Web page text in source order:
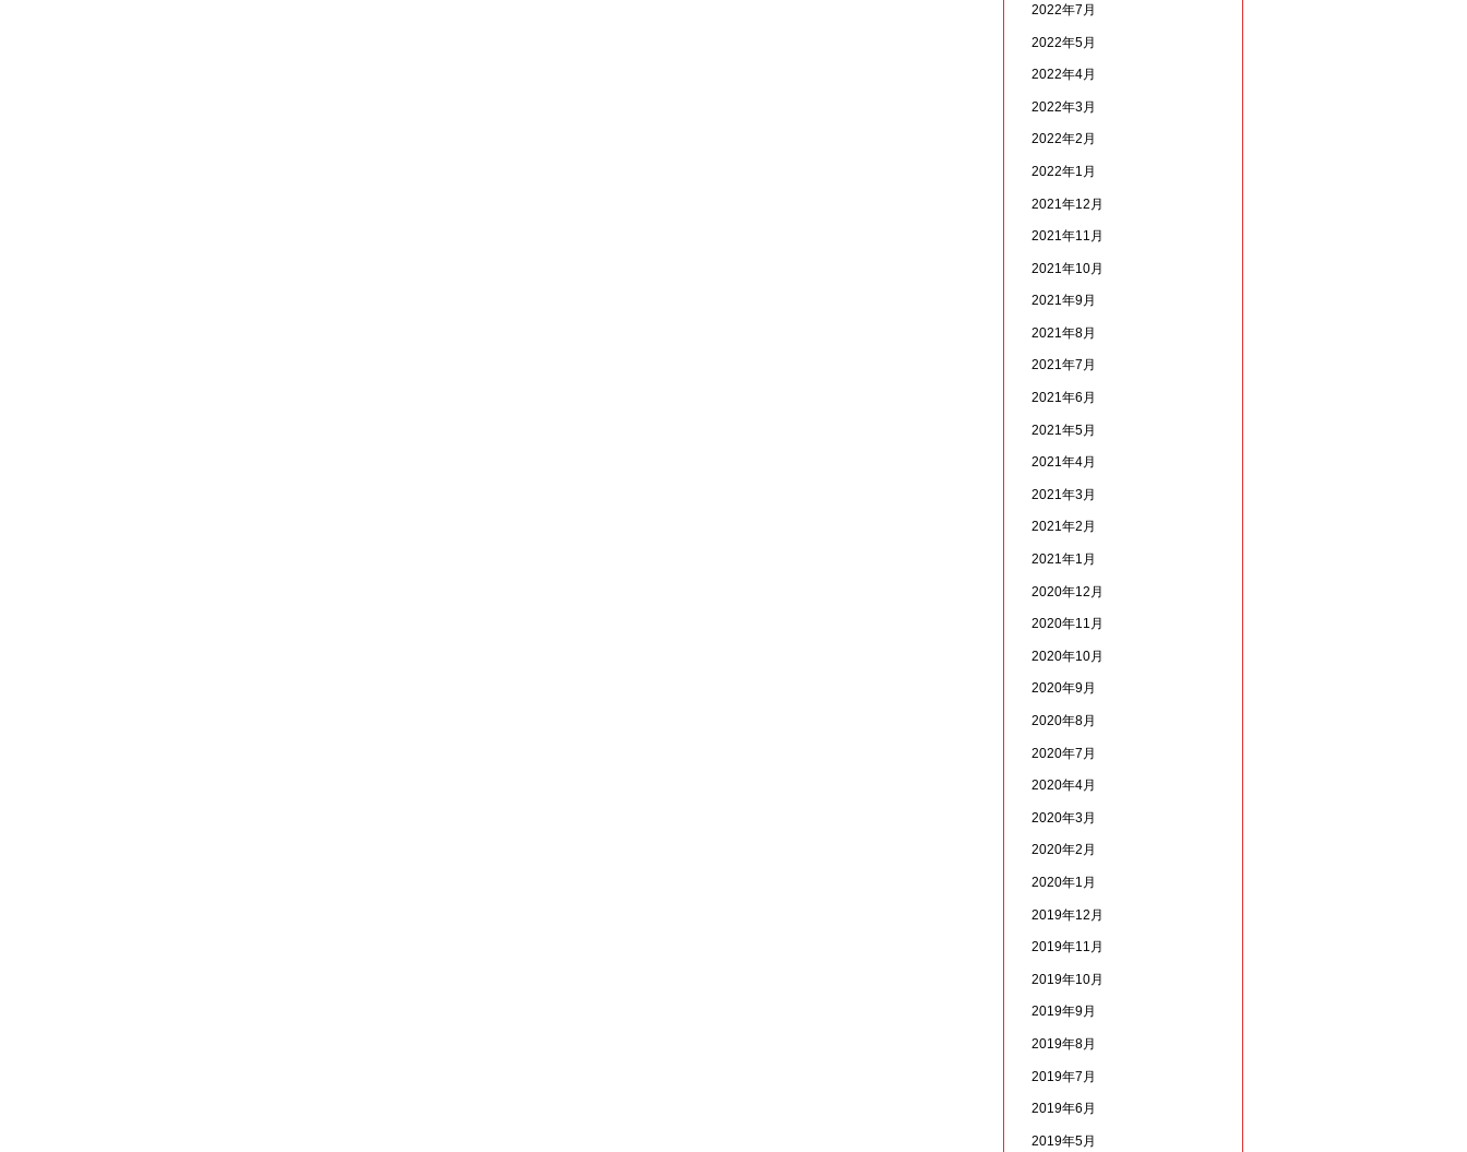
2022年7月
2022年5月
2022年4月
2022年3月
2022年2月
2022年1月
2021年12月
2021年11月
2021年10月
2021年9月
2021年8月
2021年7月
2021年6月
2021年5月
2021年4月
2021年3月
2021年2月
2021年1月
2020年12月
2020年11月
2020年10月
2020年9月
2020年8月
2020年7月
2020年4月
2020年3月
2020年2月
2020年1月
2019年12月
2019年11月
2019年10月
2019年9月
2019年8月
2019年7月
2019年6月
2019年5月